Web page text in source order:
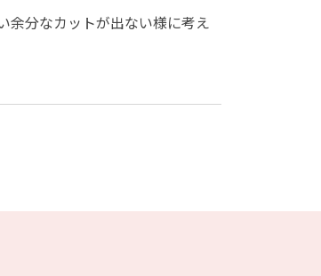
余分なカットが出ない様に考え